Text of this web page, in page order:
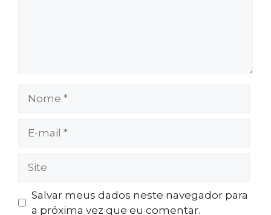
mail
Salvar meus dados neste navegador para
a próxima vez que eu comentar.